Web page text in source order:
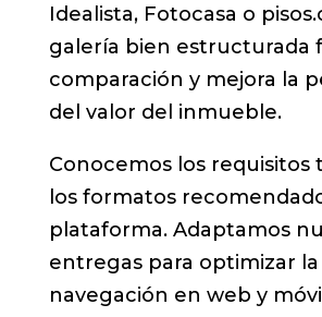
Idealista, Fotocasa o
galería bien estructurada
comparación y mejora la
del valor del inmueble.
Conocemos los requisitos
los formatos
plataforma. Adaptamos
entregas para optimizar la
navegación en web y